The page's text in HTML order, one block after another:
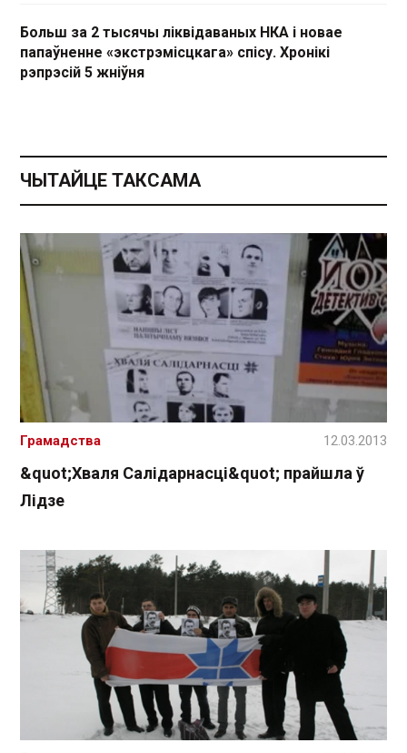
Больш за 2 тысячы ліквідаваных НКА і новае
папаўненне «экстрэмісцкага» спісу. Хронікі
рэпрэсій 5 жніўня
ЧЫТАЙЦЕ ТАКСАМА
&quot;Хваля Салідарнасці&quot; прайшла ў
Лідзе
Грамадства 12.03.2013